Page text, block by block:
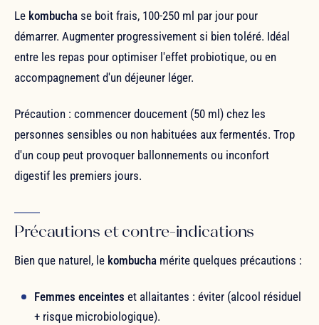
Le kombucha se boit frais, 100-250 ml par jour pour
démarrer. Augmenter progressivement si bien toléré. Idéal
entre les repas pour optimiser l'effet probiotique, ou en
accompagnement d'un déjeuner léger.
Précaution : commencer doucement (50 ml) chez les
personnes sensibles ou non habituées aux fermentés. Trop
d'un coup peut provoquer ballonnements ou inconfort
digestif les premiers jours.
Précautions et contre-indications
Bien que naturel, le kombucha mérite quelques précautions :
Femmes enceintes et allaitantes : éviter (alcool résiduel
+ risque microbiologique).